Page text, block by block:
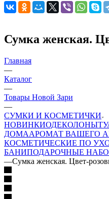
Сумка женская.
Главная
—
Каталог
—
Товары Новой Зари
—
СУМКИ И КОСМЕТИЧКИ
НОВИНКИОДЕКОЛОНЫ
ДОМААРОМАТ ВАШЕГО
КОСМЕТИЧЕСКИЕ ПО
БАНИПОДАРОЧНЫЕ
—Сумка женская. Цвет-